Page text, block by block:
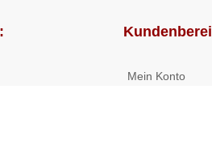
Mein Konto